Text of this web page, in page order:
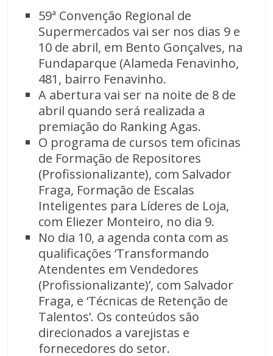
59ª Convenção Regional de
Supermercados vai ser nos dias 9 e
10 de abril, em Bento Gonçalves, na
Fundaparque (Alameda Fenavinho,
481, bairro Fenavinho.
A abertura vai ser na noite de 8 de
abril quando será realizada a
premiação do Ranking Agas.
O programa de cursos tem oficinas
de Formação de Repositores
(Profissionalizante), com Salvador
Fraga, Formação de Escalas
Inteligentes para Líderes de Loja,
com Eliezer Monteiro, no dia 9.
No dia 10, a agenda conta com as
qualificações ‘Transformando
Atendentes em Vendedores
(Profissionalizante)’, com Salvador
Fraga, e ‘Técnicas de Retenção de
Talentos’. Os conteúdos são
direcionados a varejistas e
fornecedores do setor.